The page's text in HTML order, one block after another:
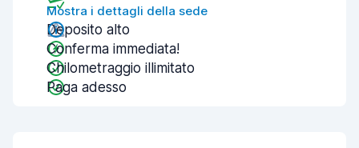
Mostra i dettagli della sede
Deposito alto
Conferma immediata!
Chilometraggio illimitato
Paga adesso